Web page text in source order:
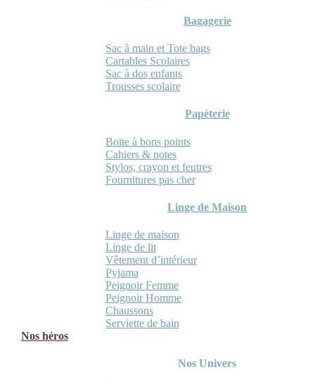
Bagagerie
Sac à main et Tote bags
Cartables Scolaires
Sac à dos enfants
Trousses scolaire
Papèterie
Boite à bons points
Cahiers & notes
Stylos, crayon et feutres
Fournitures pas cher
Linge de Maison
Linge de maison
Linge de lit
Vêtement d’intérieur
Pyjama
Peignoir Femme
Peignoir Homme
Chaussons
Serviette de bain
Nos héros
Nos Univers